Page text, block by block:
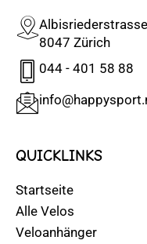
8047 Zürich
044 - 401 58 88
QUICKLINKS
Startseite
Alle Velos
Veloanhänger